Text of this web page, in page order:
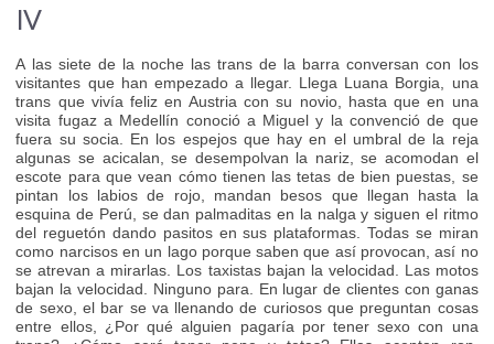
IV
A las siete de la noche las trans de la barra conversan con los
visitantes que han empezado a llegar. Llega Luana Borgia, una
trans que vivía feliz en Austria con su novio, hasta que en una
visita fugaz a Medellín conoció a Miguel y la convenció de que
fuera su socia. En los espejos que hay en el umbral de la reja
algunas se acicalan, se desempolvan la nariz, se acomodan el
escote para que vean cómo tienen las tetas de bien puestas, se
pintan los labios de rojo, mandan besos que llegan hasta la
esquina de Perú, se dan palmaditas en la nalga y siguen el ritmo
del reguetón dando pasitos en sus plataformas. Todas se miran
como narcisos en un lago porque saben que así provocan, así no
se atrevan a mirarlas. Los taxistas bajan la velocidad. Las motos
bajan la velocidad. Ninguno para. En lugar de clientes con ganas
de sexo, el bar se va llenando de curiosos que preguntan cosas
entre ellos, ¿Por qué alguien pagaría por tener sexo con una